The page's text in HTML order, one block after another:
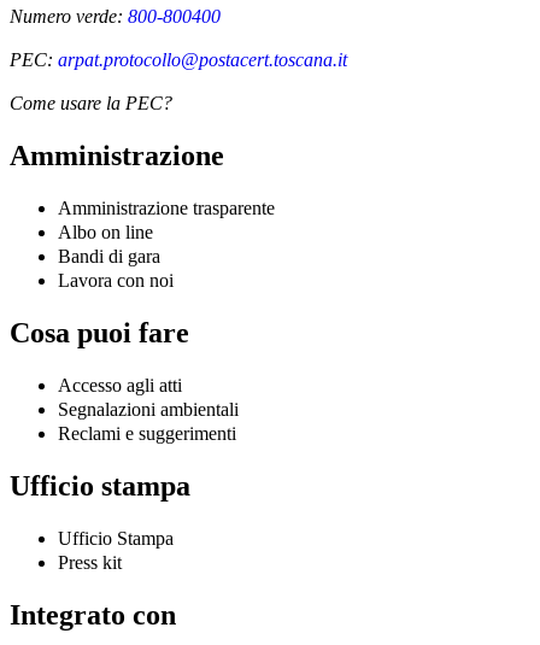
Numero verde: 800-800400
PEC: arpat.protocollo@postacert.toscana.it
Come usare la PEC?
Amministrazione
Amministrazione trasparente
Albo on line
Bandi di gara
Lavora con noi
Cosa puoi fare
Accesso agli atti
Segnalazioni ambientali
Reclami e suggerimenti
Ufficio stampa
Ufficio Stampa
Press kit
Integrato con